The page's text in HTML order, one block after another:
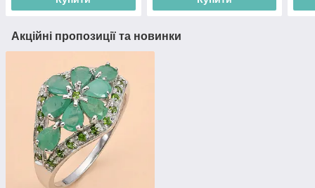
Акційні пропозиції та новинки